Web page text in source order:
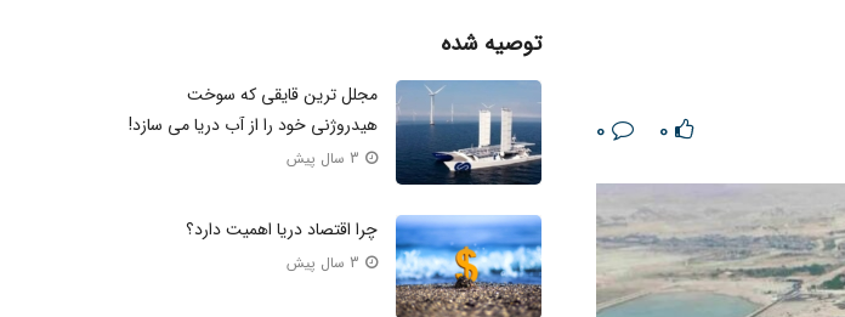
0
توصیه شده
مجلل ترین قایقی که سوخت
هیدروژنی خود را از آب دریا می سازد!
3 سال پیش
چرا اقتصاد دریا اهمیت دارد؟
3 سال پیش